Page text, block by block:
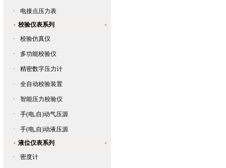
·
电接点压力表
校验仪表系列
·
校验仿真仪
· 多功能校验仪
· 精密数字压力计
· 全自动校验装置
· 智能压力校验仪
· 手(电,自)动气压源
·
手(电,自)动液压源
液位仪表系列
·
密度计